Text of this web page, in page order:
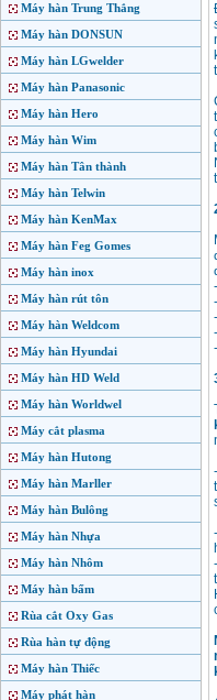
Máy hàn Trung Thắng
Máy hàn DONSUN
Máy hàn LGwelder
Máy hàn Panasonic
Máy hàn Hero
Máy hàn Wim
Máy hàn Tân thành
Máy hàn Telwin
Máy hàn KenMax
Máy hàn Feg Gomes
Máy hàn inox
Máy hàn rút tôn
Máy hàn Weldcom
Máy hàn Hyundai
Máy hàn HD Weld
Máy hàn Worldwel
Máy cắt plasma
Máy hàn Hutong
Máy hàn Marller
Máy hàn Bulông
Máy hàn Nhựa
Máy hàn Nhôm
Máy hàn bấm
Rùa cắt Oxy Gas
Rùa hàn tự động
Máy hàn Thiếc
Máy phát hàn